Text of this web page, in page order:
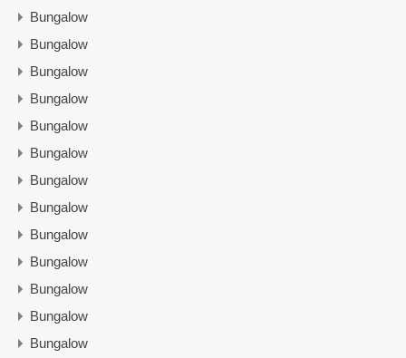
Bungalow
Bungalow
Bungalow
Bungalow
Bungalow
Bungalow
Bungalow
Bungalow
Bungalow
Bungalow
Bungalow
Bungalow
Bungalow